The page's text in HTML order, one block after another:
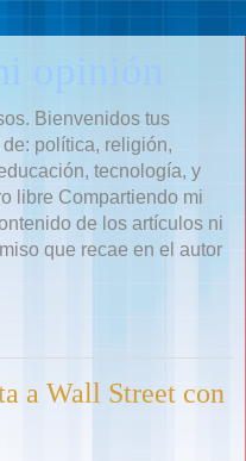
opinión
Bienvenidos tus
política, religión,
tecnología, y
libre Compartiendo mi
de los artículos ni
que recae en el autor
a Wall Street con